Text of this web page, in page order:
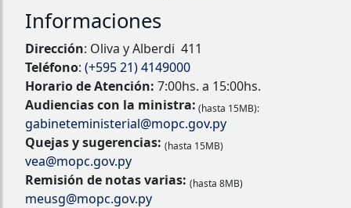
Informaciones
Dirección: Oliva y Alberdi 411
Teléfono: (+595 21) 4149000
Horario de Atención: 7:00hs. a 15:00hs.
Audiencias con la ministra: (hasta 15MB):
gabineteministerial@mopc.gov.py
Quejas y sugerencias: (hasta 15MB)
vea@mopc.gov.py
Remisión de notas varias: (hasta 8MB)
meusg@mopc.gov.py